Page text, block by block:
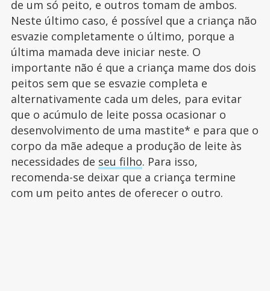
de um só peito, e outros tomam de ambos.
Neste último caso, é possível que a criança não
esvazie completamente o último, porque a
última mamada deve iniciar neste. O
importante não é que a criança mame dos dois
peitos sem que se esvazie completa e
alternativamente cada um deles, para evitar
que o acúmulo de leite possa ocasionar o
desenvolvimento de uma mastite* e para que o
corpo da mãe adeque a produção de leite às
necessidades de seu filho. Para isso,
recomenda-se deixar que a criança termine
com um peito antes de oferecer o outro.